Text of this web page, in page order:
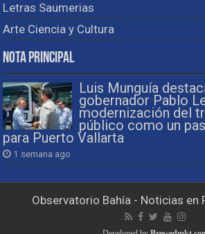
Letras Saumerias
Arte Ciencia y Cultura
Nota Principal
Luis Munguía
gobernador Pablo
modernización del
público como un
para Puerto Vallarta
1 semana ago
Observatorio Bahía - Noticias en